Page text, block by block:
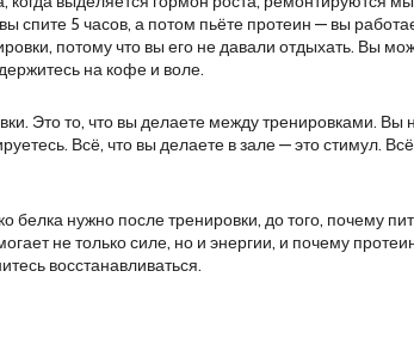
спите 5 часов, а потом пьёте протеин — вы
потому что вы его не давали отдыхать. Вы
на кофе и воле.
Это то, что вы делаете между тренировками. Вы
Всё, что вы делаете в зале — это стимул.
белка нужно после тренировки, до того, почему
не только силе, но и энергии, и почему
восстанавливаться.